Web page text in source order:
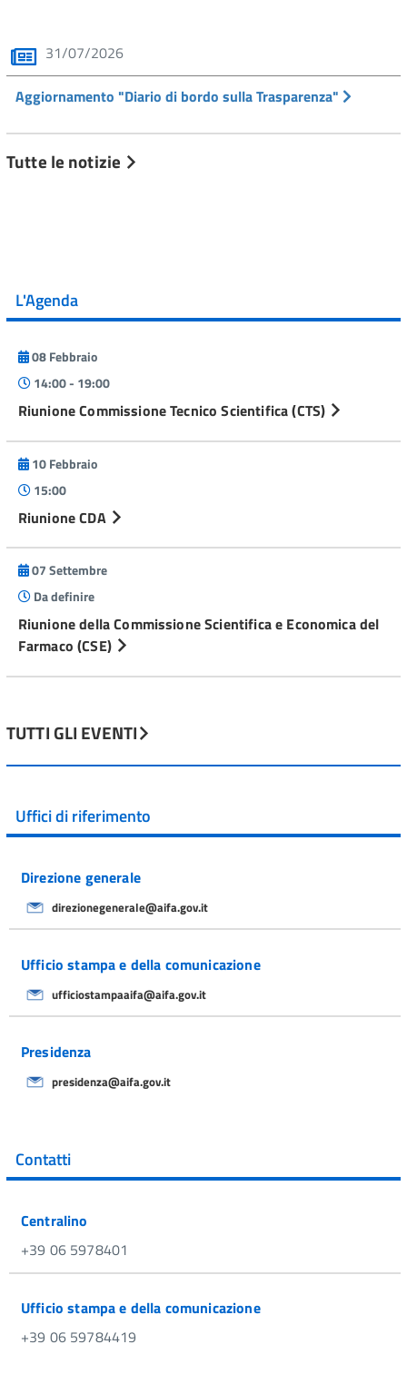
31/07/2026
Aggiornamento "Diario di bordo sulla Trasparenza"
Tutte le notizie
L'Agenda
08 Febbraio
14:00 - 19:00
Riunione Commissione Tecnico Scientifica (CTS)
10 Febbraio
15:00
Riunione CDA
07 Settembre
Da definire
Riunione della Commissione Scientifica e Economica del
Farmaco (CSE)
TUTTI GLI EVENTI
Uffici di riferimento
Direzione generale
direzionegenerale@aifa.gov.it
Ufficio stampa e della comunicazione
ufficiostampaaifa@aifa.gov.it
Presidenza
presidenza@aifa.gov.it
Contatti
Centralino
+39 06 5978401
Ufficio stampa e della comunicazione
+39 06 59784419